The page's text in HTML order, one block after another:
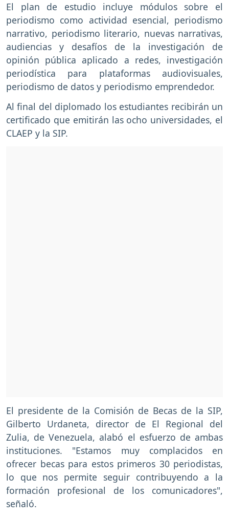
El plan de estudio incluye módulos sobre el
periodismo como actividad esencial, periodismo
narrativo, periodismo literario, nuevas narrativas,
audiencias y desafíos de la investigación de
opinión pública aplicado a redes, investigación
periodística para plataformas audiovisuales,
periodismo de datos y periodismo emprendedor.
Al final del diplomado los estudiantes recibirán un
certificado que emitirán las ocho universidades, el
CLAEP y la SIP.
El presidente de la Comisión de Becas de la SIP,
Gilberto Urdaneta, director de El Regional del
Zulia, de Venezuela, alabó el esfuerzo de ambas
instituciones. "Estamos muy complacidos en
ofrecer becas para estos primeros 30 periodistas,
lo que nos permite seguir contribuyendo a la
formación profesional de los comunicadores",
señaló.